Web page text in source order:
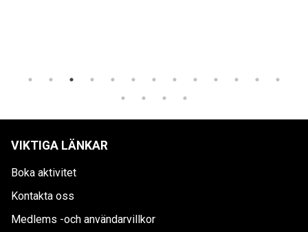
VIKTIGA LÄNKAR
Boka aktivitet
Kontakta oss
Medlems -och användarvillkor